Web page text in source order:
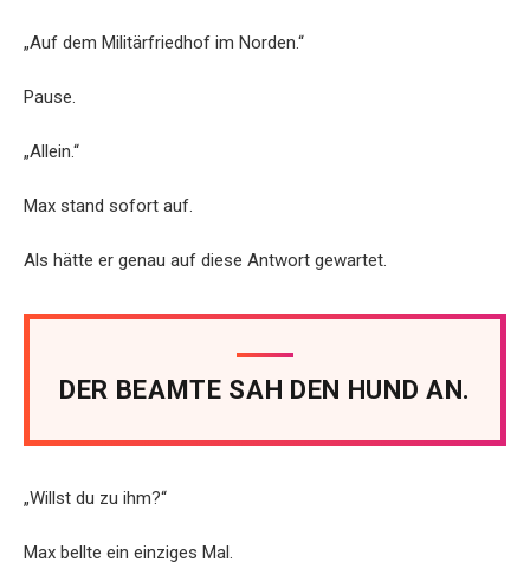
„Auf dem Militärfriedhof im Norden.“
Pause.
„Allein.“
Max stand sofort auf.
Als hätte er genau auf diese Antwort gewartet.
DER BEAMTE SAH DEN HUND AN.
„Willst du zu ihm?“
Max bellte ein einziges Mal.